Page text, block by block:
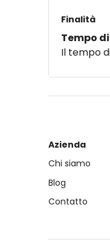
Finalità
Tempo
Il tempo
Azienda
Chi siamo
Blog
Contatto